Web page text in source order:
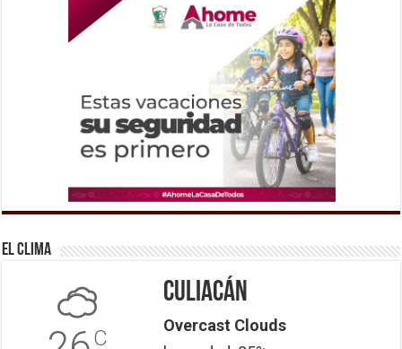
El Clima
C
Culiacán
Overcast Clouds